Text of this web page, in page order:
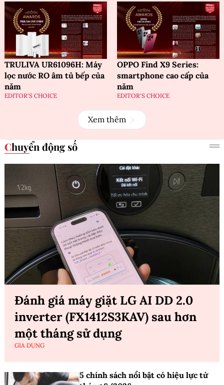
TRULIVA UR61096H: Máy
lọc nước RO âm tủ bếp của
năm
EDITOR'S CHOICE
OPPO Find X9 Series:
smartphone cao cấp của
năm
EDITOR'S CHOICE
Xem thêm
Chuyển động số
Đánh giá máy giặt LG AI DD 2.0
inverter (FX1412S3KAV) sau hơn
một tháng sử dụng
GIA DỤNG
5 chính sách nổi bật có hiệu lực từ